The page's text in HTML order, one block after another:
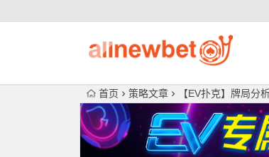
首页 策略文章 【EV扑克】牌局分